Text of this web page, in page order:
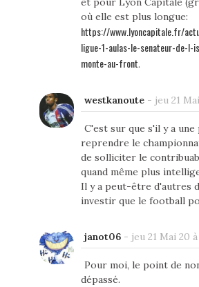
où elle est plus longue:
https://www.lyoncapitale.fr/
ligue-1-aulas-le-senateur-de-l-
monte-au-front.
westkanoute- jeu 21
C'est sur que s'il y a
reprendre le
de solliciter le
quand même plus
Il y a peut-être d'autres
investir que le football
janot06- jeu 21 Mai 20
Pour moi, le point de
dépassé.